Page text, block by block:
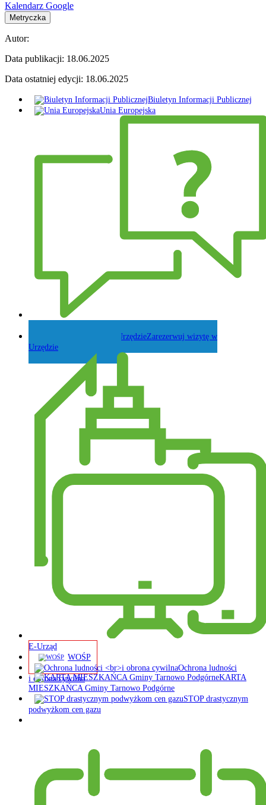
Kalendarz Google
Metryczka
Autor:
Data publikacji: 18.06.2025
Data ostatniej edycji: 18.06.2025
Biuletyn Informacji Publicznej
Unia Europejska
Zarezerwuj wizytę w
Urzędzie
E-Urząd
WOŚP
Ochrona ludności
i obrona cywilna
KARTA
MIESZKAŃCA Gminy Tarnowo Podgórne
STOP drastycznym
podwyżkom cen gazu